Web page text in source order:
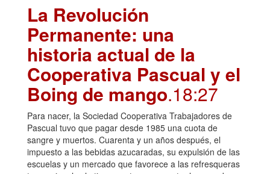
La Revolución
Permanente: una
historia actual de la
Cooperativa Pascual y el
Boing de mango.18:27
Para nacer, la Sociedad Cooperativa Trabajadores de
Pascual tuvo que pagar desde 1985 una cuota de
sangre y muertos. Cuarenta y un años después, el
impuesto a las bebidas azucaradas, su expulsión de las
escuelas y un mercado que favorece a las refresqueras